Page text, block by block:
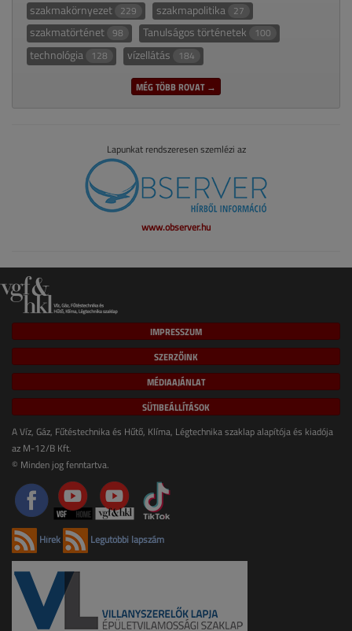
szakmakörnyezet 229 szakmapolitika 27
szakmatörténet 98 Tanulságos történetek 100
technológia 128 vízellátás 184
MÉG TÖBB ROVAT →
Lapunkat rendszeresen szemlézi az
www.observer.hu
IMPRESSZUM
SZERZŐINK
MÉDIAAJÁNLAT
SÜTIBEÁLLÍTÁSOK
A Víz, Gáz, Fűtéstechnika és Hűtő, Klíma, Légtechnika szaklap alapítója és kiadója
az M-12/B Kft.
© Minden jog fenntartva.
Hírek Legutóbbi lapszám